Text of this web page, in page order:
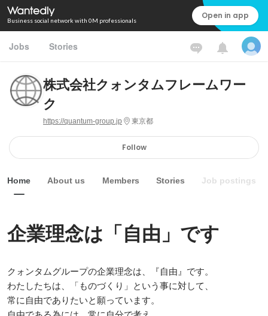
Business social network with 0M professionals Open in app
Jobs Stories
株式会社クォンタムフレームワー
ク
https://quantum-group.jp 東京都
Follow
Home About us Members Stories Job postings
企業理念は「自由」です
クォンタムグループの企業理念は、『自由』です。
わたしたちは、「ものづくり」という事に対して、
常に自由でありたいと願っています。